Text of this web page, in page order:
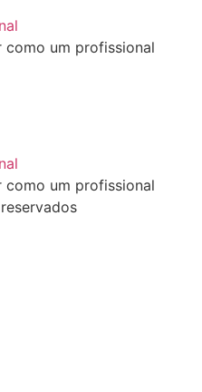
como um profissional
como um profissional